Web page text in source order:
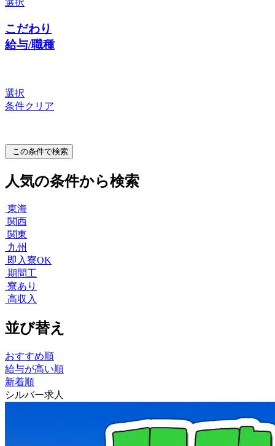
選択
こだわり
給与/職種
選択
条件クリア
この条件で検索
人気の条件から検索
東海
関西
関東
九州
即入寮OK
期間工
寮あり
高収入
並び替え
おすすめ順
給与が高い順
新着順
シルバー求人